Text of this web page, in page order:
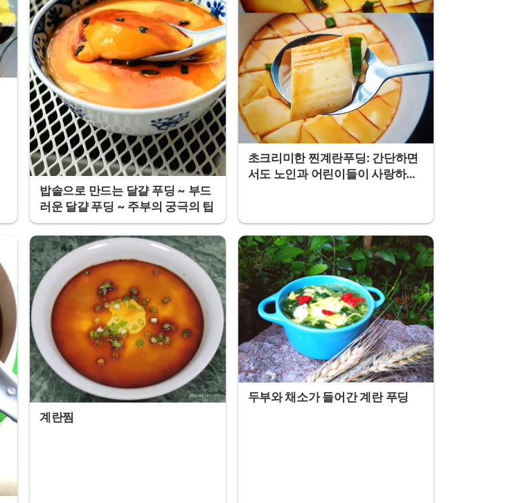
밥솥으로 만드는 달걀 푸딩 ~ 부드
러운 달걀 푸딩 ~ 주부의 궁극의 팁
초크리미한 찐계란푸딩: 간단하면
서도 노인과 어린이들이 사랑하는
계란찜
두부와 채소가 들어간 계란 푸딩